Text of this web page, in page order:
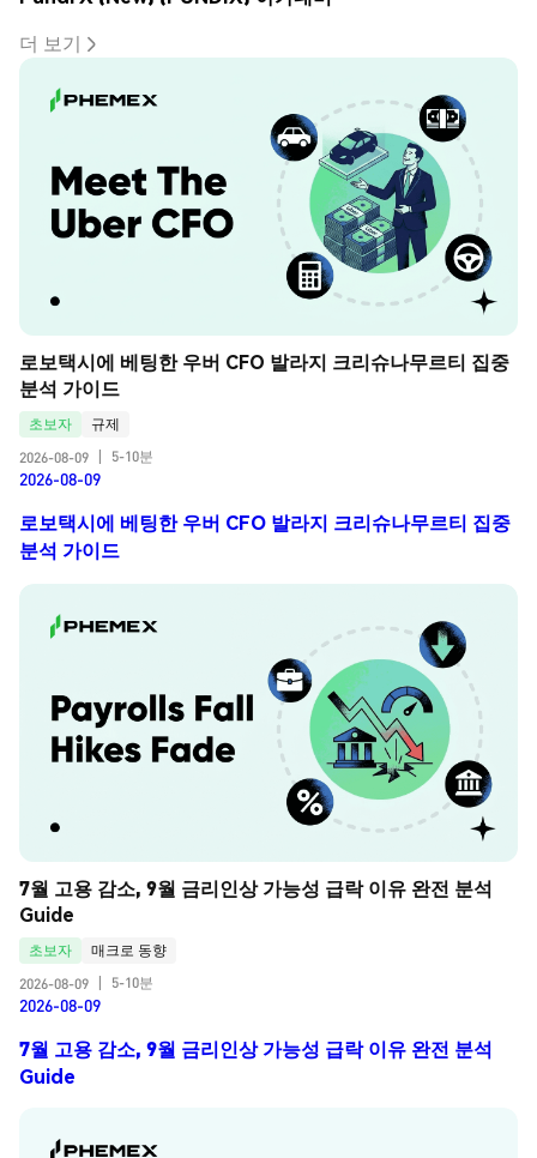
더 보기
로보택시에 베팅한 우버 CFO 발라지 크리슈나무르티 집중
분석 가이드
초보자
규제
2026-08-09
5-10분
2026-08-09
로보택시에 베팅한 우버 CFO 발라지 크리슈나무르티 집중
분석 가이드
7월 고용 감소, 9월 금리인상 가능성 급락 이유 완전 분석
Guide
초보자
매크로 동향
2026-08-09
5-10분
2026-08-09
7월 고용 감소, 9월 금리인상 가능성 급락 이유 완전 분석
Guide